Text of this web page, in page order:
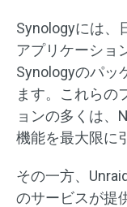
Synologyには、
アプリケーショ
Synologyのパッ
ます。これらの
ョンの多くは、
機能を最大限に
その一方、
のサービスが提